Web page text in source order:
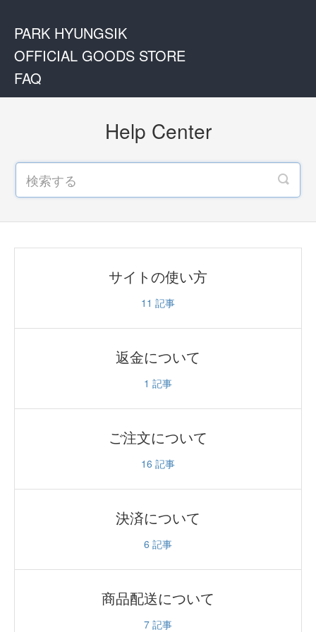
PARK HYUNGSIK
OFFICIAL GOODS STORE
FAQ
Help Center
サイトの使い方
11 記事
返金について
1 記事
ご注文について
16 記事
決済について
6 記事
商品配送について
7 記事